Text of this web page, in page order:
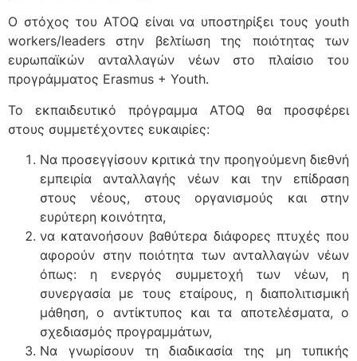
Ο στόχος του ATOQ είναι να υποστηρίξει τους youth
workers/leaders στην βελτίωση της ποιότητας των
ευρωπαϊκών ανταλλαγών νέων στο πλαίσιο του
προγράμματος Erasmus + Youth.
Το εκπαιδευτικό πρόγραμμα ATOQ θα προσφέρει
στους συμμετέχοντες ευκαιρίες:
Να προσεγγίσουν κριτικά την προηγούμενη διεθνή
εμπειρία ανταλλαγής νέων και την επίδραση
στους νέους, στους οργανισμούς και στην
ευρύτερη κοινότητα,
να κατανοήσουν βαθύτερα διάφορες πτυχές που
αφορούν στην ποιότητα των ανταλλαγών νέων
όπως: η ενεργός συμμετοχή των νέων, η
συνεργασία με τους εταίρους, η διαπολιτισμική
μάθηση, ο αντίκτυπος και τα αποτελέσματα, ο
σχεδιασμός προγραμμάτων,
Να γνωρίσουν τη διαδικασία της μη τυπικής